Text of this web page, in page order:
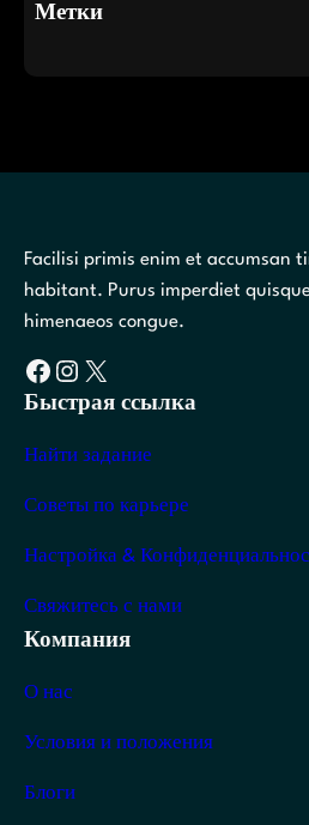
Метки
Facilisi primis enim et accumsan
habitant. Purus imperdiet
himenaeos congue.
Facebook Instagram X
Быстрая ссылка
Найти задание
Советы по карьере
Настройка &
Свяжитесь с нами
Компания
О нас
Условия и положения
Блоги